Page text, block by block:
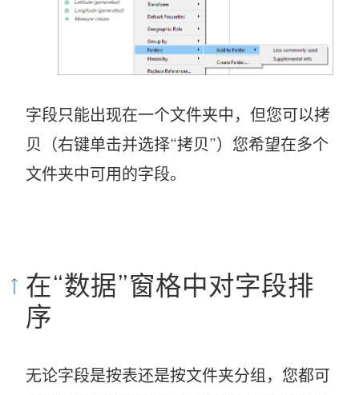
字段只能出现在一个文件夹中，但您可以拷
贝（右键单击并选择“拷贝”）您希望在多个
文件夹中可用的字段。
在“数据”窗格中对字段排
序
无论字段是按表还是按文件夹分组，您都可